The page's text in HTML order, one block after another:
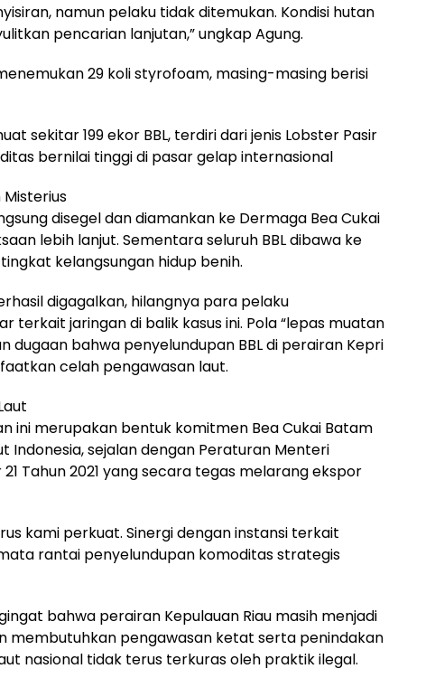
namun pelaku tidak ditemukan. Kondisi hutan
pencarian lanjutan,” ungkap Agung.
29 koli styrofoam, masing-masing berisi
sekitar 199 ekor BBL, terdiri dari jenis Lobster Pasir
bernilai tinggi di pasar gelap internasional
disegel dan diamankan ke Dermaga Bea Cukai
lebih lanjut. Sementara seluruh BBL dibawa ke
kelangsungan hidup benih.
digagalkan, hilangnya para pelaku
terkait jaringan di balik kasus ini. Pola “lepas muatan
dugaan bahwa penyelundupan BBL di perairan Kepri
celah pengawasan laut.
ini merupakan bentuk komitmen Bea Cukai Batam
Indonesia, sejalan dengan Peraturan Menteri
Tahun 2021 yang secara tegas melarang ekspor
kami perkuat. Sinergi dengan instansi terkait
rantai penyelundupan komoditas strategis
bahwa perairan Kepulauan Riau masih menjadi
membutuhkan pengawasan ketat serta penindakan
nasional tidak terus terkuras oleh praktik ilegal.